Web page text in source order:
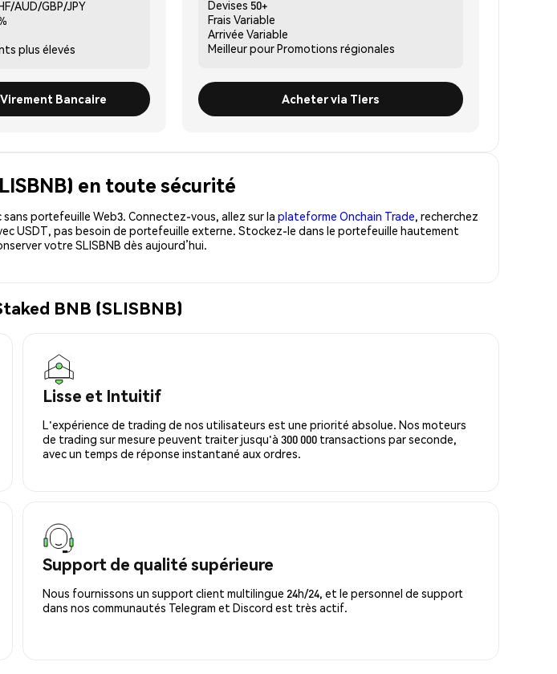
AUD/GBP/JPY
plus élevés
Bancaire
Devises 50+
Frais Variable
Arrivée Variable
Meilleur pourPromotions régionales
Acheter via Tiers
en toute sécurité
portefeuille Web3. Connectez-vous, allez sur la plateforme Onchain Trade, recherchez
USDT, pas besoin de portefeuille externe. Stockez-le dans le portefeuille hautement
votre SLISBNB dès aujourd’hui.
BNB (SLISBNB)
Lisse et Intuitif
L'expérience de trading de nos utilisateurs est une priorité absolue. Nos moteurs
de trading sur mesure peuvent traiter jusqu'à 300 000 transactions par seconde,
avec un temps de réponse instantané aux ordres.
Support de qualité supérieure
Nous fournissons un support client multilingue 24h/24, et le personnel de support
dans nos communautés Telegram et Discord est très actif.